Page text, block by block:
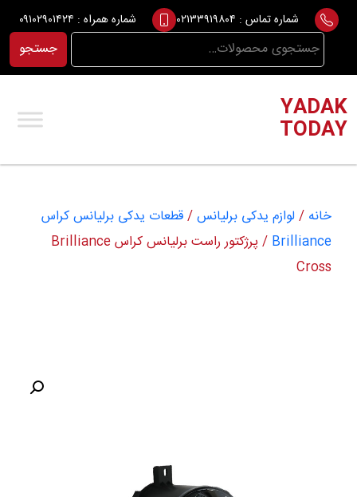
Skip
content
شماره تماس : ۰۲۱۳۳۹۱۹۸۰۴ شماره همراه : ۰۹۱۰۲۹۰۱۴۲۴
جستجو
برای:
جستجو
YADAK
TODAY
خانه / لوازم یدکی برلیانس/قطعات یدکی برلیانس کراس
Brilliance
/ پرژکتور راست برلیانس کراس Brilliance
Cross